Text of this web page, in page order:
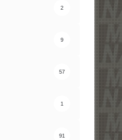
2
9
57
1
91